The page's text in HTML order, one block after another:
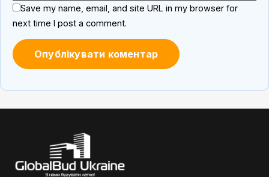
Save my name, email, and site URL in my browser for
next time I post a comment.